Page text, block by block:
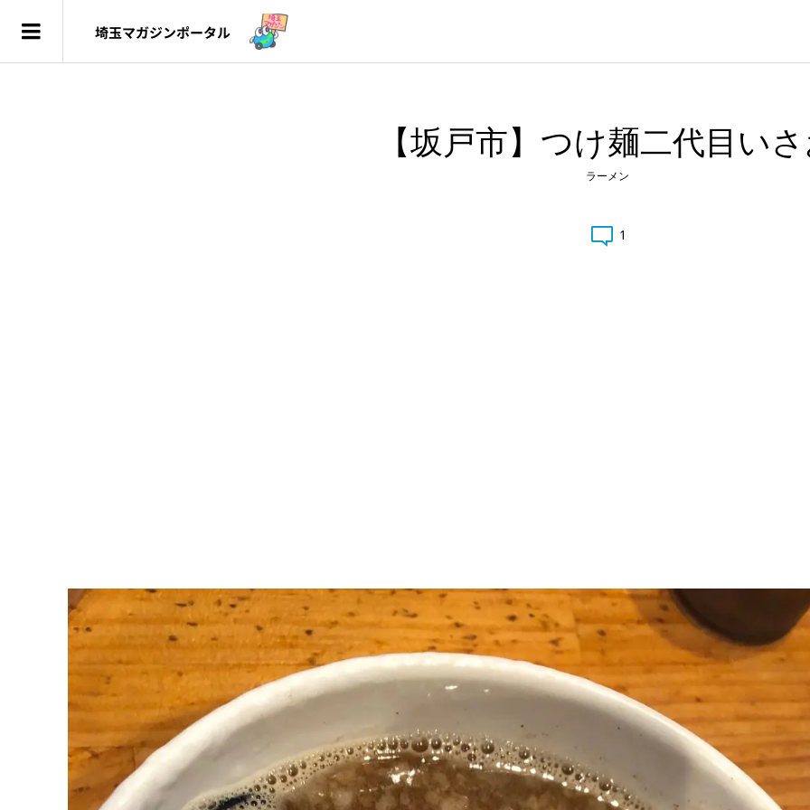
【坂戸市】つけ麺二代目い
ラーメン
1